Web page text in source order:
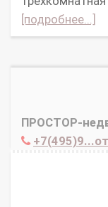
[подробнее...]
ПРОСТОР-